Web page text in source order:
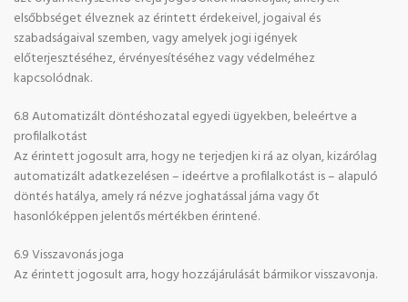
elsőbbséget élveznek az érintett érdekeivel, jogaival és
szabadságaival szemben, vagy amelyek jogi igények
előterjesztéséhez, érvényesítéséhez vagy védelméhez
kapcsolódnak.
6.8 Automatizált döntéshozatal egyedi ügyekben, beleértve a
profilalkotást
Az érintett jogosult arra, hogy ne terjedjen ki rá az olyan, kizárólag
automatizált adatkezelésen – ideértve a profilalkotást is – alapuló
döntés hatálya, amely rá nézve joghatással járna vagy őt
hasonlóképpen jelentős mértékben érintené.
6.9 Visszavonás joga
Az érintett jogosult arra, hogy hozzájárulását bármikor visszavonja.